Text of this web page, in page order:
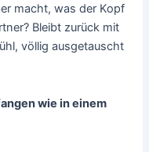
macht, was der Kopf
Bleibt zurück mit
völlig ausgetauscht
wie in einem